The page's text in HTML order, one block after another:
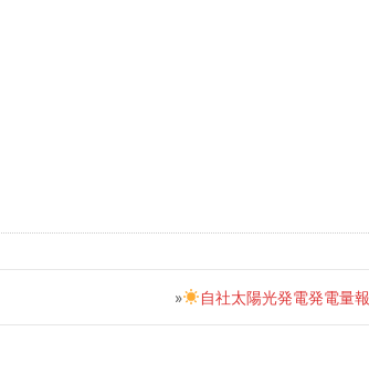
自社太陽光発電発電量
»